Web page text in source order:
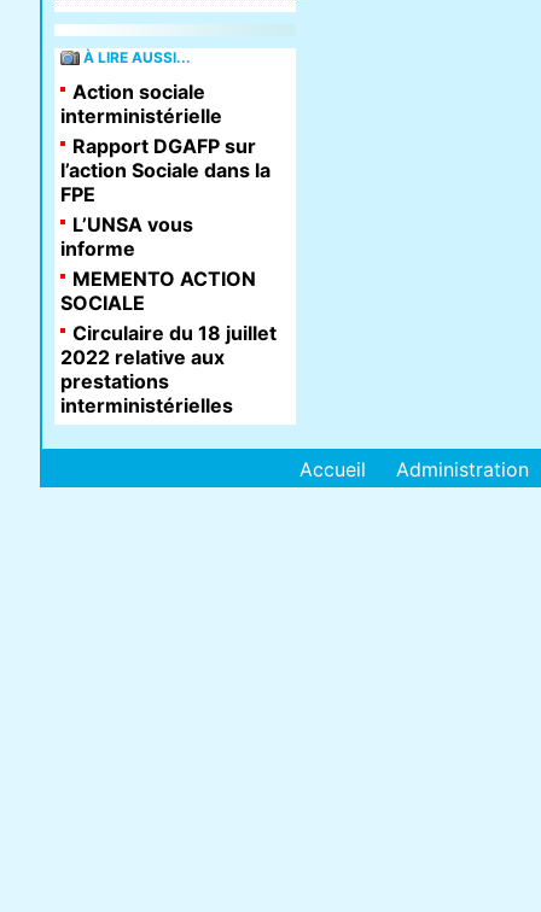
À LIRE AUSSI...
Action sociale
interministérielle
Rapport DGAFP sur
l’action Sociale dans la
FPE
L’UNSA vous
informe
MEMENTO ACTION
SOCIALE
Circulaire du 18 juillet
2022 relative aux
prestations
interministérielles
Accueil Administration